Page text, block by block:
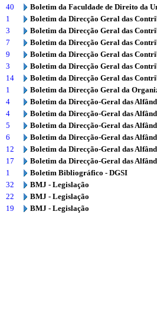
40
Boletim da Faculdade de Direito da
1
Boletim da Direcção Geral das
3
Boletim da Direcção Geral das
7
Boletim da Direcção Geral das
9
Boletim da Direcção Geral das
3
Boletim da Direcção Geral das
14
Boletim da Direcção Geral das
1
Boletim da Direcção Geral da
4
Boletim da Direcção-Geral das
4
Boletim da Direcção-Geral das
5
Boletim da Direcção-Geral das
6
Boletim da Direcção-Geral das
12
Boletim da Direcção-Geral das
17
Boletim da Direcção-Geral das
1
Boletim Bibliográfico - DGSI
32
BMJ - Legislação
22
BMJ - Legislação
19
BMJ - Legislação